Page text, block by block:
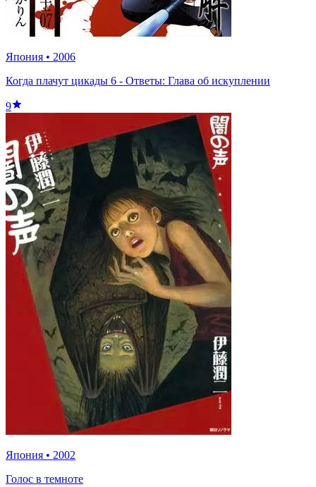
Япония • 2006
Когда плачут цикады 6 - Ответы: Глава об искуплении
9
Япония • 2002
Голос в темноте